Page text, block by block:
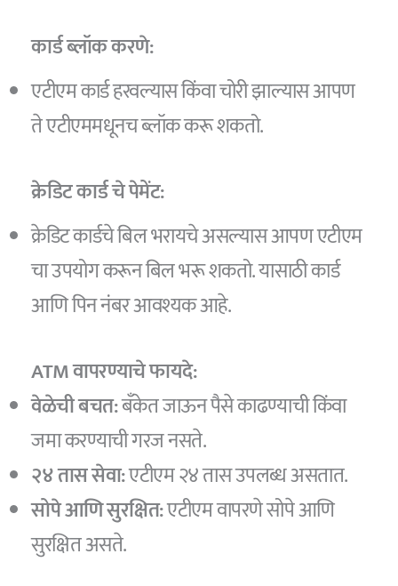
कार्ड ब्लॉक करणे:
एटीएम कार्ड हरवल्यास किंवा चोरी झाल्यास आपण
ते एटीएममधूनच ब्लॉक करू शकतो.
क्रेडिट कार्ड चे पेमेंट:
क्रेडिट कार्डचे बिल भरायचे असल्यास आपण एटीएम
चा उपयोग करून बिल भरू शकतो. यासाठी कार्ड
आणि पिन नंबर आवश्यक आहे.
ATM वापरण्याचे फायदे:
वेळेची बचत:बँकेत जाऊन पैसे काढण्याची किंवा
जमा करण्याची गरज नसते.
२४ तास सेवा:एटीएम २४ तास उपलब्ध असतात.
सोपे आणि सुरक्षित:एटीएम वापरणे सोपे आणि
सुरक्षित असते.